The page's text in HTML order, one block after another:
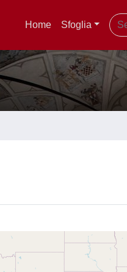
Home Sfoglia